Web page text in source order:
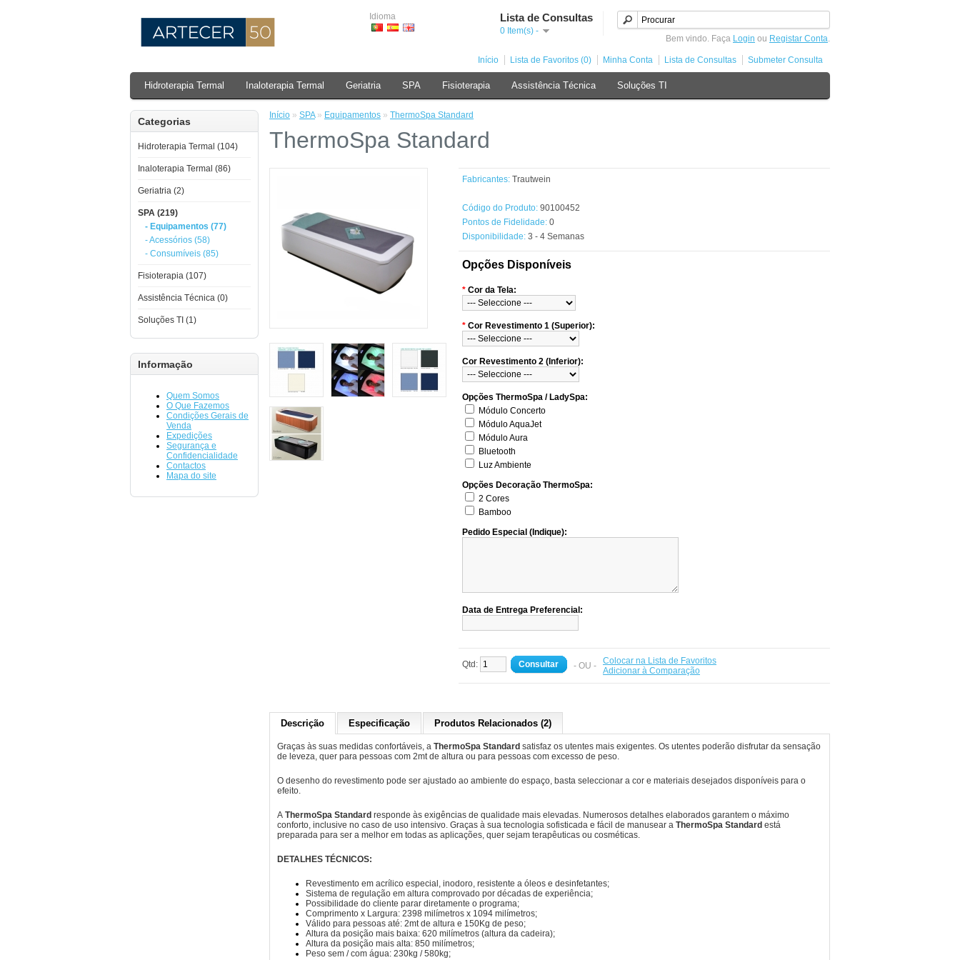
Idioma Lista de Consultas
0 Item(s) -
Bem vindo. Faça Login ou Registar Conta.
Início Lista de Favoritos (0) Minha Conta Lista de Consultas Submeter Consulta
Hidroterapia Termal Inaloterapia Termal Geriatria SPA Fisioterapia Assistência Técnica Soluções TI
Categorias
Hidroterapia Termal (104)
Inaloterapia Termal (86)
Geriatria (2)
SPA (219)
- Equipamentos (77)
- Acessórios (58)
- Consumíveis (85)
Fisioterapia (107)
Assistência Técnica (0)
Soluções TI (1)
Informação
Quem Somos
O Que Fazemos
Condições Gerais de
Venda
Expedições
Segurança e
Confidencialidade
Contactos
Mapa do site
Início » SPA» Equipamentos » ThermoSpa Standard
ThermoSpa Standard
Fabricantes: Trautwein
Código do Produto: 90100452
Pontos de Fidelidade: 0
Disponibilidade: 3 - 4 Semanas
Opções Disponíveis
* Cor da Tela:
* Cor Revestimento 1 (Superior):
Cor Revestimento 2 (Inferior):
Opções ThermoSpa / LadySpa:
Módulo Concerto
Módulo AquaJet
Módulo Aura
Bluetooth
Luz Ambiente
Opções Decoração ThermoSpa:
2 Cores
Bamboo
Pedido Especial (Indique):
Data de Entrega Preferencial:
Qtd: Consultar - OU - Colocar na Lista de Favoritos
Adicionar à Comparação
Descrição Especificação Produtos Relacionados (2)
Graças às suas medidas confortáveis, a ThermoSpa Standard satisfaz os utentes mais exigentes. Os utentes poderão disfrutar da sensação
de leveza, quer para pessoas com 2mt de altura ou para pessoas com excesso de peso.
O desenho do revestimento pode ser ajustado ao ambiente do espaço, basta seleccionar a cor e materiais desejados disponíveis para o
efeito.
A ThermoSpa Standard responde às exigências de qualidade mais elevadas. Numerosos detalhes elaborados garantem o máximo
conforto, inclusive no caso de uso intensivo. Graças à sua tecnologia sofisticada e fácil de manusear a ThermoSpa Standard está
preparada para ser a melhor em todas as aplicações, quer sejam terapêuticas ou cosméticas.
DETALHES TÉCNICOS:
Revestimento em acrílico especial, inodoro, resistente a óleos e desinfetantes;
Sistema de regulação em altura comprovado por décadas de experiência;
Possibilidade do cliente parar diretamente o programa;
Comprimento x Largura: 2398 milímetros x 1094 milímetros;
Válido para pessoas até: 2mt de altura e 150Kg de peso;
Altura da posição mais baixa: 620 milímetros (altura da cadeira);
Altura da posição mais alta: 850 milímetros;
Peso sem / com água: 230kg / 580kg;